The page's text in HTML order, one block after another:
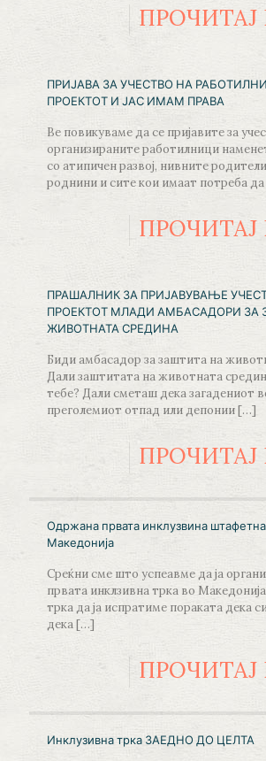
ПРОЧИТАЈ
ПРИЈАВА ЗА УЧЕСТВО НА
ПРОЕКТОТ И ЈАС ИМАМ ПРАВА
Ве повикуваме да се пријавите за
организираните работилници
со атипичен развој, нивните
роднини и сите кои имаат потреба да
ПРОЧИТАЈ
ПРАШАЛНИК ЗА ПРИЈАВУВАЊЕ
ПРОЕКТОТ МЛАДИ АМБАСАДОРИ ЗА
ЖИВОТНАТА СРЕДИНА
Биди амбасадор за заштита на
Дали заштитата на животната
тебе? Дали сметаш дека загадениот
преголемиот отпад или депонии […]
ПРОЧИТАЈ
Одржана првата инклузвина штафетна
Македонија
Среќни сме што успеавме да ја
првата инклзивна трка во
трка да ја испратиме пораката дека
дека […]
ПРОЧИТАЈ
Инклузивна трка ЗАЕДНО ДО ЦЕЛТА